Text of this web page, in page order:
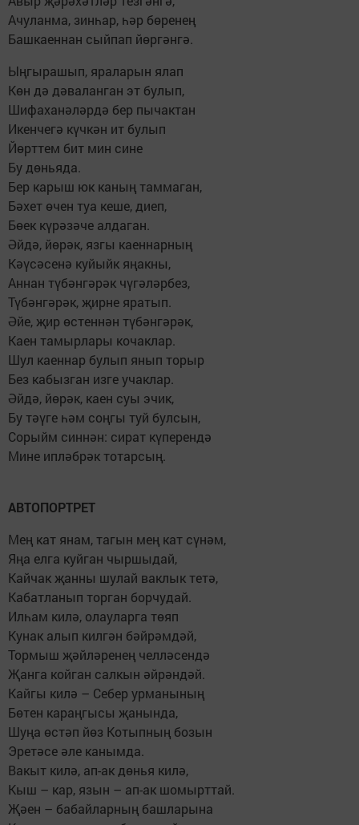
Ачуланма, зинһар, һәр бөренең
Башкаеннан сыйпап йөргәнгә.
Ыңгырашып, яраларын ялап
Көн дә дәваланган эт булып,
Шифаханәләрдә бер пычактан
Икенчегә күчкән ит булып
Йөрттем бит мин сине
Бу дөньяда.
Бер карыш юк каның таммаган,
Бәхет өчен туа кеше, диеп,
Бөек күрәзәче алдаган.
Әйдә, йөрәк, язгы каеннарның
Кәүсәсенә куйыйк яңакны,
Аннан түбәнгәрәк чүгәләрбез,
Түбәнгәрәк, җирне яратып.
Әйе, җир өстеннән түбәнгәрәк,
Каен тамырлары кочаклар.
Шул каеннар булып янып торыр
Без кабызган изге учаклар.
Әйдә, йөрәк, каен суы эчик,
Бу тәүге һәм соңгы туй булсын,
Сорыйм синнән: сират күперендә
Мине ипләбрәк тотарсың.
АВТОПОРТРЕТ
Мең кат янам, тагын мең кат сүнәм,
Яңа елга куйган чыршыдай,
Кайчак җанны шулай ваклык тетә,
Кабатланып торган борчудай.
Илһам килә, олауларга төяп
Кунак алып килгән бәйрәмдәй,
Тормыш җәйләренең челләсендә
Җанга койган салкын әйрәндәй.
Кайгы килә – Себер урманының
Бөтен караңгысы җанында,
Шуңа өстәп йөз Котыпның бозын
Эретәсе әле канымда.
Вакыт килә, ап-ак дөнья килә,
Кыш – кар, язын – ап-ак шомырттай.
Җәен – бабайларның башларына